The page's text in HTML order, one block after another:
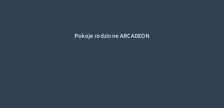
Pokoje rodzinne ARCADEON